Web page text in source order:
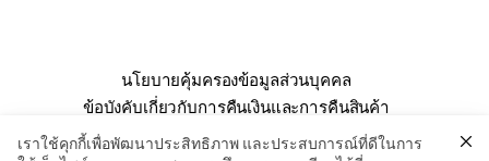
นโยบายคุ้มครองข้อมูลส่วนบุคคล
ข้อบังคับเกี่ยวกับการคืนเงินและการคืนสินค้า
คำถามที่พบบ่อย
เกี่ยวกับเรา ติดต่อเรา
เราใช้คุกกี้เพื่อพัฒนาประสิทธิภาพ และประสบการณ์ที่ดีในการ